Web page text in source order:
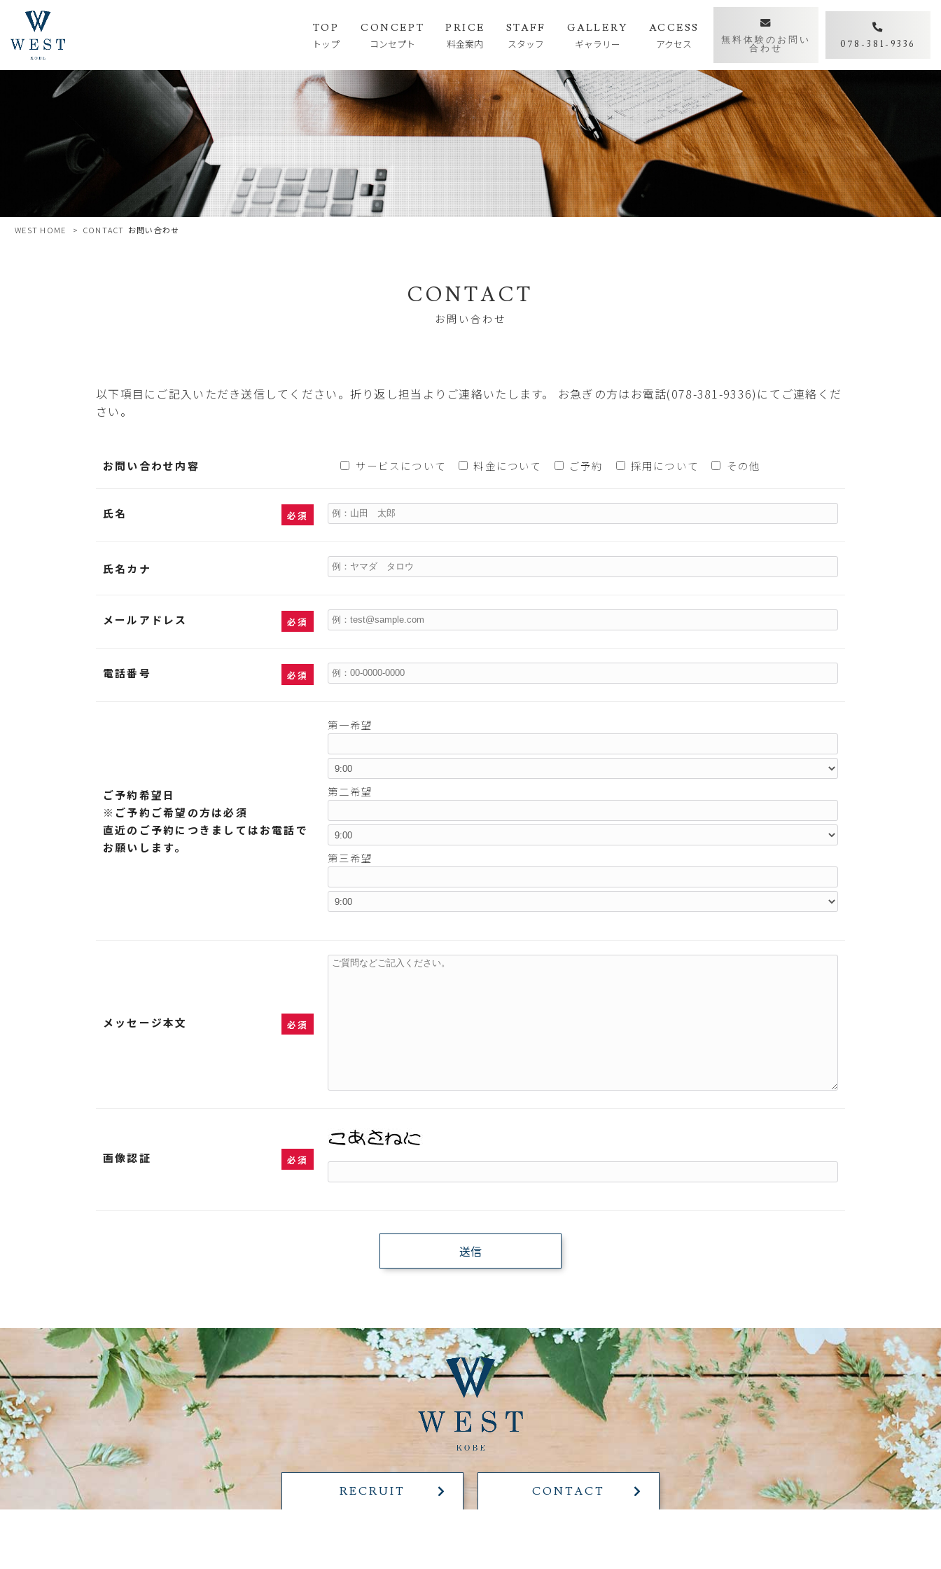
TOP
トップ
CONCEPT
コンセプト
PRICE
料金案内
STAFF
スタッフ
GALLERY
ギャラリー
ACCESS
アクセス
無料体験のお問い
合わせ 078-381-9336
WEST HOME > CONTACT お問い合わせ
CONTACT
お問い合わせ
以下項目にご記入いただき送信してください。折り返し担当よりご連絡いたします。 お急ぎの方はお電話(078-381-9336)にてご連絡くだ
さい。
お問い合わせ内容 サービスについて 料金について ご予約 採用について その他
氏名 必須
氏名カナ
メールアドレス 必須
電話番号 必須
ご予約希望日
※ご予約ご希望の方は必須
直近のご予約につきましてはお電話で
お願いします。
第一希望
第二希望
第三希望
メッセージ本文 必須
画像認証 必須
RECRUIT CONTACT